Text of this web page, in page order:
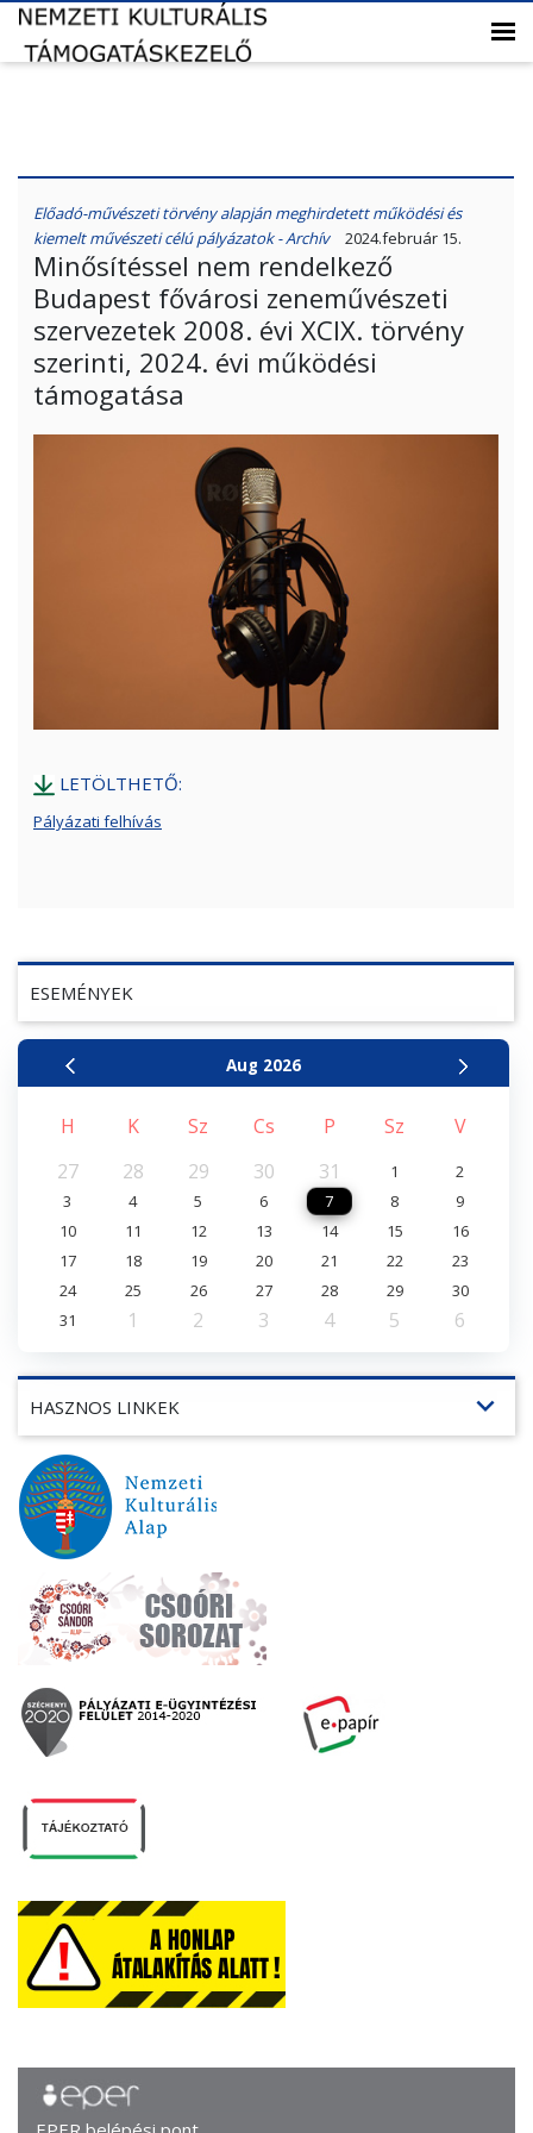
ESEMÉNYEK
Aug 2026
H K Sz Cs P Sz
V
27
28 29 30 31 1
2
3
4 5 6 7 8
9
10
11 12 13 14 15
16
17
18 19 20 21 22
23
24
25 26 27 28 29
30
31
1 2 3 4 5 6
HASZNOS LINKEK expand_more
Előadó-művészeti törvény alapján meghirdetett működési és
kiemelt művészeti célú pályázatok - Archív
2024.február 15.
Minősítéssel nem rendelkező
Budapest fővárosi zeneművészeti
szervezetek 2008. évi XCIX. törvény
szerinti, 2024. évi működési
támogatása
LETÖLTHETŐ:
Pályázati felhívás